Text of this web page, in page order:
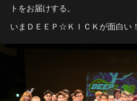
トをお届けする。
いまＤＥＥＰ☆ＫＩＣＫが面白い！